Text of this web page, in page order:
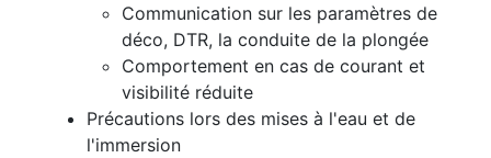
Communication sur les paramètres de
déco, DTR, la conduite de la plongée
Comportement en cas de courant et
visibilité réduite
Précautions lors des mises à l'eau et de
l'immersion